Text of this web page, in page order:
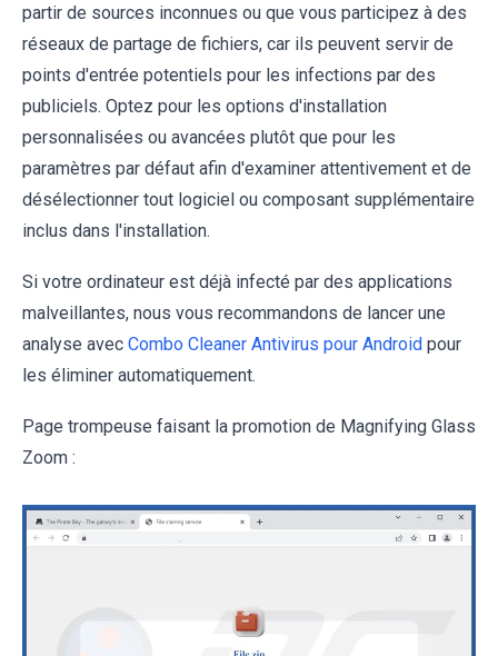
partir de sources inconnues ou que vous participez à des
réseaux de partage de fichiers, car ils peuvent servir de
points d'entrée potentiels pour les infections par des
publiciels. Optez pour les options d'installation
personnalisées ou avancées plutôt que pour les
paramètres par défaut afin d'examiner attentivement et de
désélectionner tout logiciel ou composant supplémentaire
inclus dans l'installation.
Si votre ordinateur est déjà infecté par des applications
malveillantes, nous vous recommandons de lancer une
analyse avec Combo Cleaner Antivirus pour Android pour
les éliminer automatiquement.
Page trompeuse faisant la promotion de Magnifying Glass
Zoom :